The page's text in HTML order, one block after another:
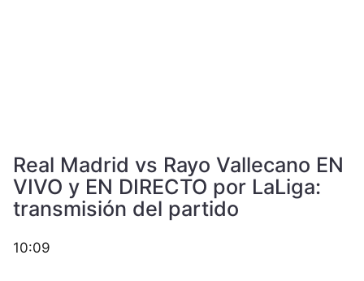
Real Madrid vs Rayo Vallecano EN
VIVO y EN DIRECTO por LaLiga:
transmisión del partido
10:09